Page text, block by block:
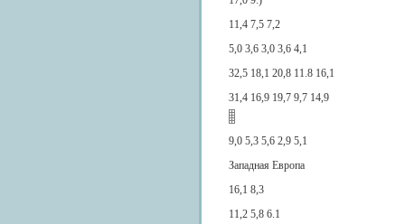
11,4 7,5 7,2
5,0 3,6 3,0 3,6 4,1
32,5 18,1 20,8 11.8 16,1
31,4 16,9 19,7 9,7 14,9
9,0 5,3 5,6 2,9 5,1
Западная Европа
16,1 8,3
11,2 5,8 6.1